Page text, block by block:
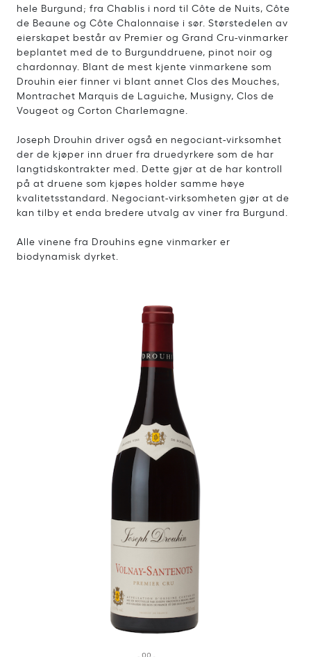
hele Burgund; fra Chablis i nord til Côte de Nuits, Côte
de Beaune og Côte Chalonnaise i sør. Størstedelen av
eierskapet består av Premier og Grand Cru-vinmarker
beplantet med de to Burgunddruene, pinot noir og
chardonnay. Blant de mest kjente vinmarkene som
Drouhin eier finner vi blant annet Clos des Mouches,
Montrachet Marquis de Laguiche, Musigny, Clos de
Vougeot og Corton Charlemagne.
Joseph Drouhin driver også en negociant-virksomhet
der de kjøper inn druer fra druedyrkere som de har
langtidskontrakter med. Dette gjør at de har kontroll
på at druene som kjøpes holder samme høye
kvalitetsstandard. Negociant-virksomheten gjør at de
kan tilby et enda bredere utvalg av viner fra Burgund.
Alle vinene fra Drouhins egne vinmarker er
biodynamisk dyrket.